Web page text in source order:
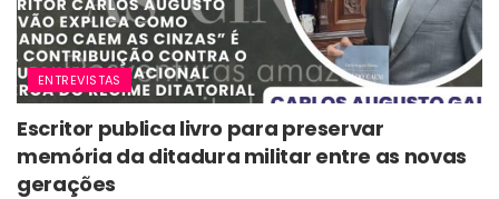
ENTREVISTAS
Escritor publica livro para preservar
memória da ditadura militar entre as novas
gerações